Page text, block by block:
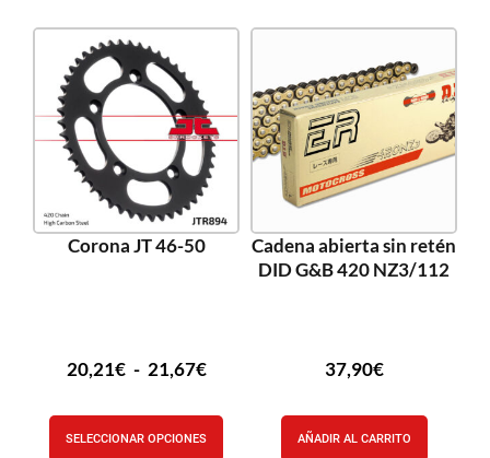
Corona JT 46-50
20,21€ - 21,67€
SELECCIONAR OPCIONES
Cadena abierta sin retén
DID G&B 420 NZ3/112
37,90€
AÑADIR AL CARRITO